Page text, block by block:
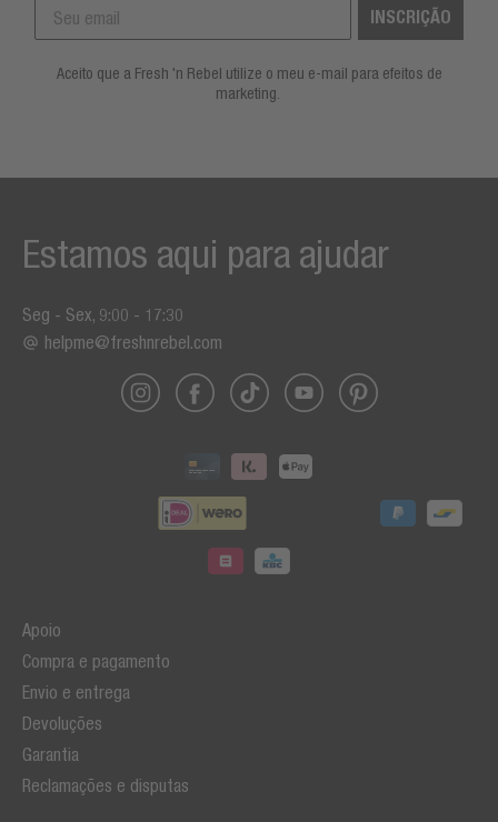
INSCRIÇÃO
Aceito que a Fresh 'n Rebel utilize o meu e-mail para efeitos de
marketing.
Apoio
Compra e pagamento
Envio e entrega
Devoluções
Garantia
Reclamações e disputas
Estamos aqui para ajudar
Seg - Sex, 9:00 - 17:30
helpme@freshnrebel.com